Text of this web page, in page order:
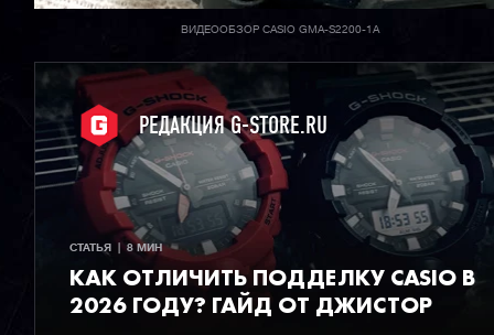
ВИДЕООБЗОР CASIO GMA-S2200-1A
РЕДАКЦИЯ G-STORE.RU
СТАТЬЯ  |  8 МИН
КАК ОТЛИЧИТЬ ПОДДЕЛКУ CASIO В
2026 ГОДУ? ГАЙД ОТ ДЖИСТОР